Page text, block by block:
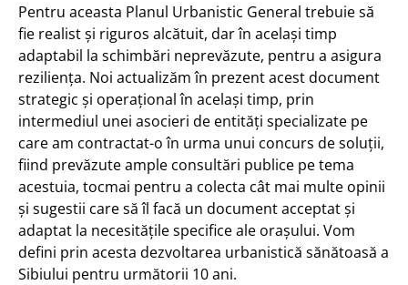
Pentru aceasta Planul Urbanistic General trebuie să
fie realist și riguros alcătuit, dar în același timp
adaptabil la schimbări neprevăzute, pentru a asigura
reziliența. Noi actualizăm în prezent acest document
strategic și operațional în același timp, prin
intermediul unei asocieri de entități specializate pe
care am contractat-o în urma unui concurs de soluții,
fiind prevăzute ample consultări publice pe tema
acestuia, tocmai pentru a colecta cât mai multe opinii
și sugestii care să îl facă un document acceptat și
adaptat la necesitățile specifice ale orașului. Vom
defini prin acesta dezvoltarea urbanistică sănătoasă a
Sibiului pentru următorii 10 ani.